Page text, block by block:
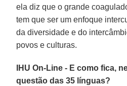
ela diz que o grande
tem que ser um enfoque
da diversidade e do
povos e culturas.
IHU On-Line - E como fica,
questão das 35 línguas?